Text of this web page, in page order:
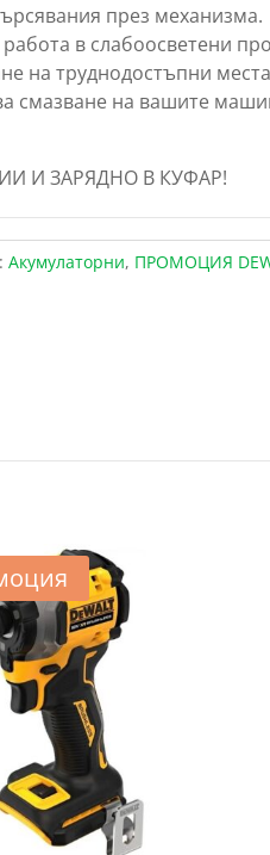
през механизма.
в слабоосветени
на труднодостъпни
смазване на вашите
И ЗАРЯДНО В КУФАР!
Акумулаторни, ПРОМОЦИЯ